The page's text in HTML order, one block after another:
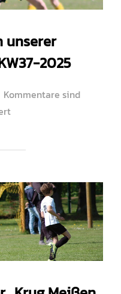
unserer
2025
Kommentare sind